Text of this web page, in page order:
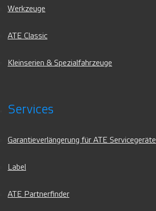
Werkzeuge
ATE Classic
Kleinserien & Spezialfahrzeuge
Services
Garantieverlängerung für ATE Servicegeräte
Label
ATE Partnerfinder